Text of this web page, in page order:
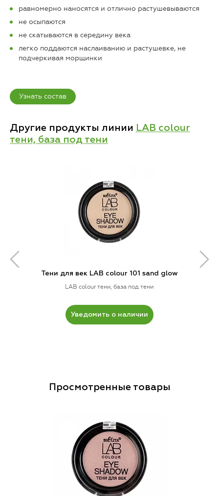
равномерно наносятся и отлично растушевываются
не осыпаются
не скатываются в середину века
легко поддаются наслаиванию и растушевке, не
подчеркивая морщинки
Узнать состав
Другие продукты линии LAB colour
тени, база под тени
Тени для век LAB colour 101 sand glow
LAB colour тени, база под тени
Уведомить о наличии
Просмотренные товары